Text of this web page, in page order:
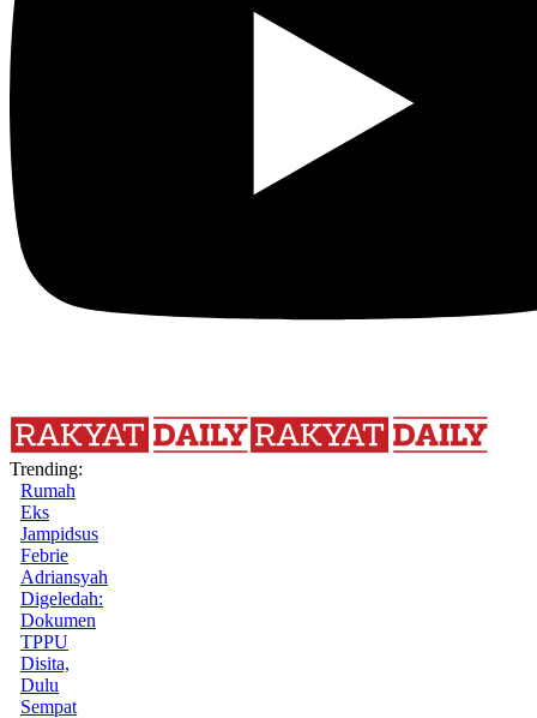
Trending:
Rumah
Eks
Jampidsus
Febrie
Adriansyah
Digeledah:
Dokumen
TPPU
Disita,
Dulu
Sempat